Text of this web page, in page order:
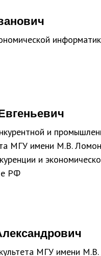
и
МГУ имени М.В.
и
РФ
МГУ имени